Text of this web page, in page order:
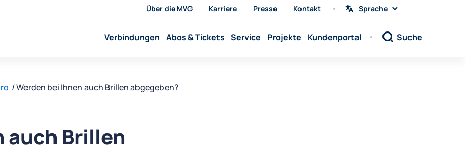
Über die MVG Karriere Presse Kontakt
Sprache
Sprache
Verbindungen Abos & Tickets Service Projekte Kundenportal Suche
Werden bei Ihnen auch Brillen abgegeben?
auch Brillen